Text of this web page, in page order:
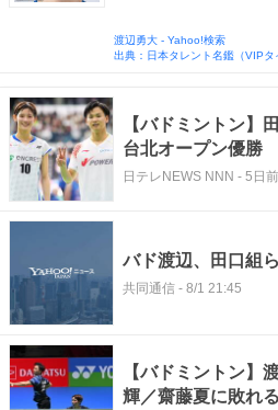
渡辺勇大 - Yahoo!検索
出典：日本タレント名鑑（VIPタ
【バドミントン】
台北オープン優勝
ダブルスの中出す
日テレNEWS NNN - 5日前
バド渡辺、田口組
共同通信 - 8/1 21:45
【バドミントン】
輝／齋藤夏に敗れ